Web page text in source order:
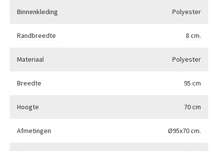
Binnenkleding Polyester
Randbreedte 8 cm.
Materiaal Polyester
Breedte 95 cm
Hoogte 70 cm
Afmetingen Ø95x70 cm.